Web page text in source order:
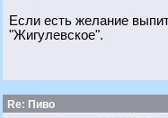
Если есть желание
"Жигулевское".
Re: Пиво